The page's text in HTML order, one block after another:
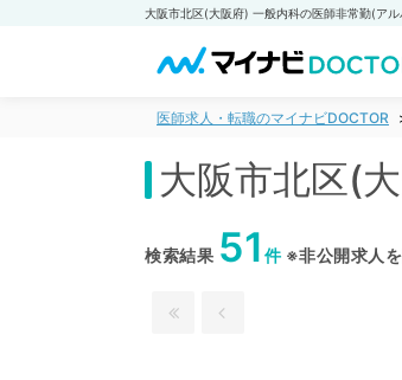
医師求人・転職のマイナビDOCTOR
大阪市北区(
検索結果 51 件※非公開求人を